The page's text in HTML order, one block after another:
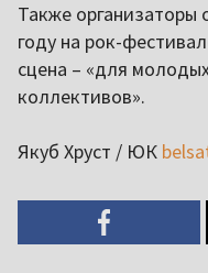
Также
году на рок-
сцена – «для
коллективов».
Якуб Хруст / ЮК